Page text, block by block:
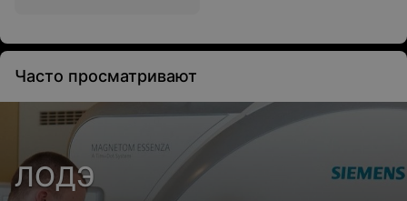
Часто просматривают
ЛОДЭ